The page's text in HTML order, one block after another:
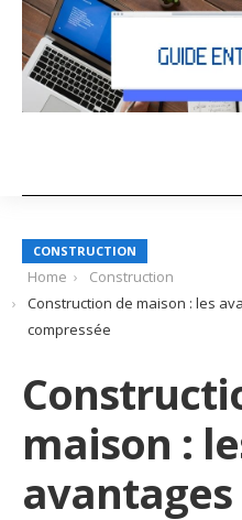
CONSTRUCTION
Home
Construction
Construction de maison : les
compressée
maison :